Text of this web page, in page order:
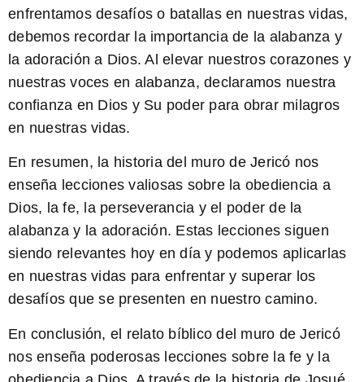
enfrentamos desafíos o batallas en nuestras vidas,
debemos recordar la importancia de la alabanza y
la adoración a Dios. Al elevar nuestros corazones y
nuestras voces en alabanza, declaramos nuestra
confianza en Dios y Su poder para obrar milagros
en nuestras vidas.
En resumen, la historia del muro de Jericó nos
enseña lecciones valiosas sobre la obediencia a
Dios, la fe, la perseverancia y el poder de la
alabanza y la adoración. Estas lecciones siguen
siendo relevantes hoy en día y podemos aplicarlas
en nuestras vidas para enfrentar y superar los
desafíos que se presenten en nuestro camino.
En conclusión, el relato bíblico del muro de Jericó
nos enseña poderosas lecciones sobre la fe y la